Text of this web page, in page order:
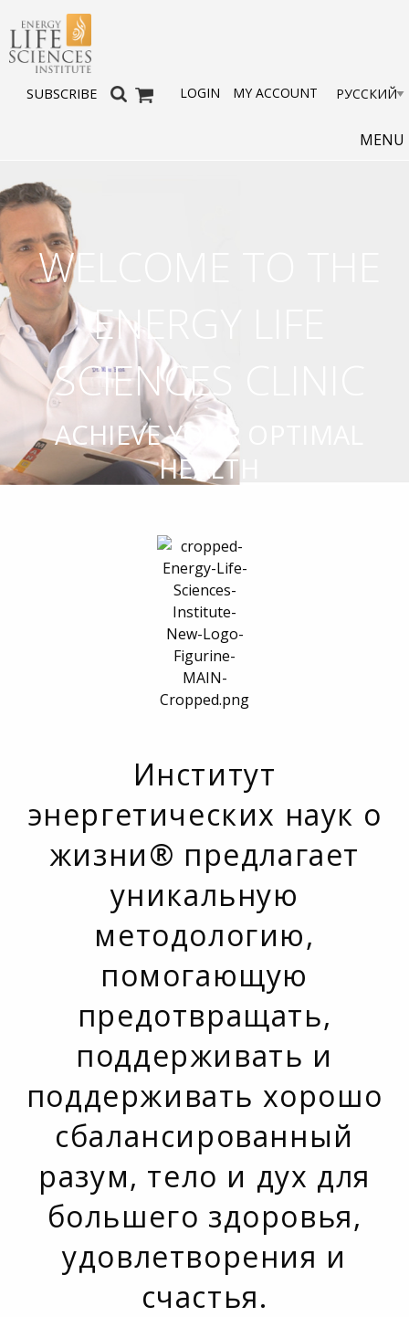
SUBSCRIBE LOGIN MY ACCOUNT
MENU
WELCOME TO THE
ENERGY LIFE
SCIENCES CLINIC
ACHIEVE YOUR OPTIMAL
HEALTH
Институт
энергетических наук о
жизни® предлагает
уникальную
методологию,
помогающую
предотвращать,
поддерживать и
поддерживать хорошо
сбалансированный
разум, тело и дух для
большего здоровья,
удовлетворения и
счастья.